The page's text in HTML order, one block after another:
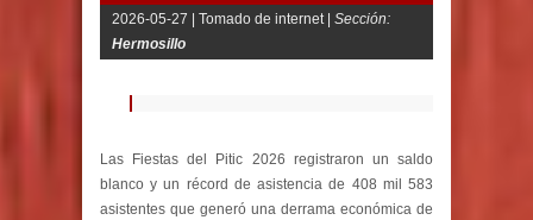
2026-05-27 | Tomado de internet | Sección:
Hermosillo
Las Fiestas del Pitic 2026 registraron un saldo
blanco y un récord de asistencia de 408 mil 583
asistentes que generó una derrama económica de